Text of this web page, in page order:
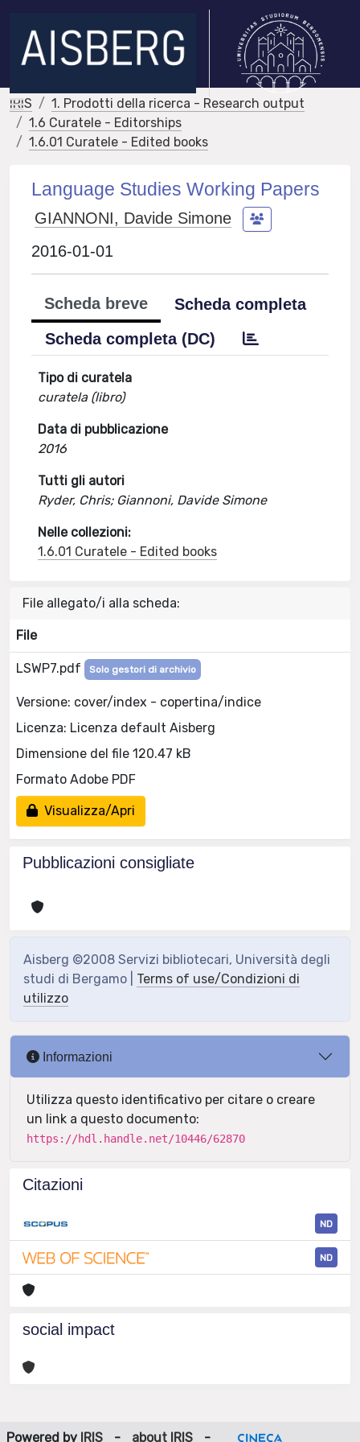
IRIS
1. Prodotti della ricerca - Research output
1.6 Curatele - Editorships
1.6.01 Curatele - Edited books
Language Studies Working Papers
GIANNONI, Davide Simone
2016-01-01
Scheda breve
Scheda completa
Scheda completa (DC)
Tipo di curatela
curatela (libro)
Data di pubblicazione
2016
Tutti gli autori
Ryder, Chris; Giannoni, Davide Simone
Nelle collezioni:
1.6.01 Curatele - Edited books
File allegato/i alla scheda:
File
LSWP7.pdf Solo gestori di archivio
Versione: cover/index - copertina/indice
Licenza: Licenza default Aisberg
Dimensione del file 120.47 kB
Formato Adobe PDF
Visualizza/Apri
Pubblicazioni consigliate
Aisberg ©2008 Servizi bibliotecari, Università degli
studi di Bergamo | Terms of use/Condizioni di
utilizzo
Informazioni
Utilizza questo identificativo per citare o creare
un link a questo documento:
https://hdl.handle.net/10446/62870
Citazioni
ND
ND
social impact
Powered by IRIS - about IRIS -